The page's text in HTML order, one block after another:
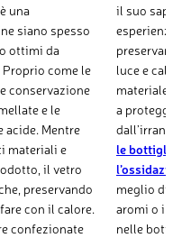
una
siano spesso
ottimi da
come le
conservazione
e le
acide. Mentre
materiali e
il vetro
preservando
con il calore.
confezionate
il suo
luce e
materiale
a
le
meglio di
aromi o il
nelle